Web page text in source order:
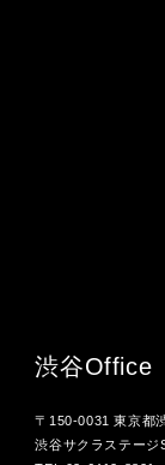
渋谷Office
〒150-0031 東京都
渋谷サクラステー